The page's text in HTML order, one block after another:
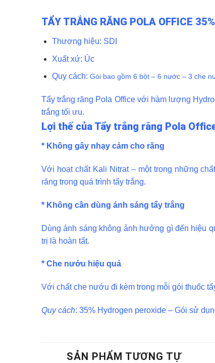
TẨY TRẮNG RĂNG POLA OFFICE 35%
Thương hiệu: SDI
Xuất xứ: Úc
Quy cách: Gói bao gồm 6 bột – 6 nước – 3 che
Tẩy trắng răng Pola Office với hàm lượng
trắng tối ưu.
Lợi thế của Tẩy trắng răng Pola
* Không gây nhạy cảm cho răng
Với hoạt chất Kali Nitrat – một trong những
răng trong quá trình tẩy trắng.
* Không cần dùng ánh sáng tẩy trắng
Dùng ánh sáng không ảnh hưởng gì đến hiệu
trị là hoàn tất.
* Che nướu hiệu quả
Với chất che nướu đi kèm trong mỗi gói thuốc
Quy cách: 35% Hydrogen peroxide – Gói sử
SẢN PHẨM TƯƠNG TỰ